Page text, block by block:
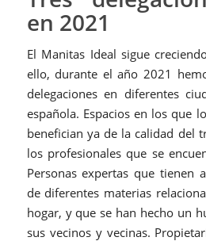
en 2021
El Manitas Ideal sigue
ello, durante el año 2021
delegaciones en diferentes
española. Espacios en los que
benefician ya de la calidad del
los profesionales que se
Personas expertas que tienen
de diferentes materias
hogar, y que se han hecho un
sus vecinos y vecinas.